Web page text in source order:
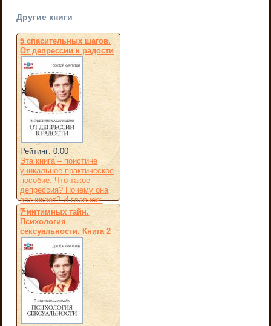
Другие книги
5 спасительных шагов.
От депрессии к радости
Рейтинг: 0.00
Эта книга – поистине
уникальное практическое
пособие. Что такое
депрессия? Почему она
возникает? И главное:
ка...
7 интимных тайн.
Психология
сексуальности. Книга 2